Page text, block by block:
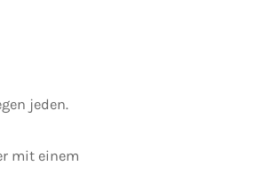
jeden.
mit einem